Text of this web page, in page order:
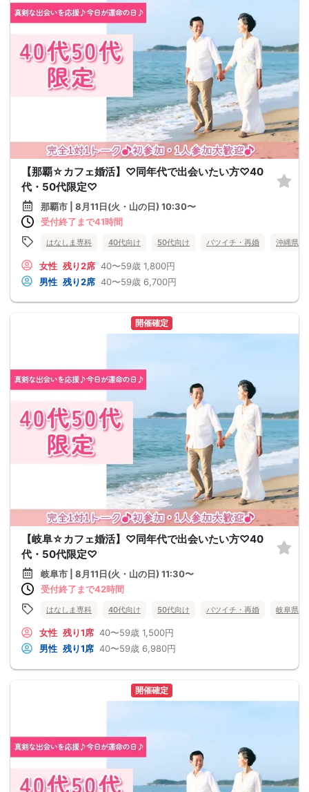
【那覇☆カフェ婚活】♡同年代で出会いたい方♡40
代・50代限定♡
那覇市 | 8月11日(火・山の日) 10:30〜
受付終了まで41時間
はなしま専科 40代向け 50代向け バツイチ・再婚 沖縄県
女性 残り2席 40〜59歳 1,800円
男性 残り2席 40〜59歳 6,700円
開催確定
【岐阜☆カフェ婚活】♡同年代で出会いたい方♡40
代・50代限定♡
岐阜市 | 8月11日(火・山の日) 11:30〜
受付終了まで42時間
はなしま専科 40代向け 50代向け バツイチ・再婚 岐阜県
女性 残り1席 40〜59歳 1,500円
男性 残り1席 40〜59歳 6,980円
開催確定